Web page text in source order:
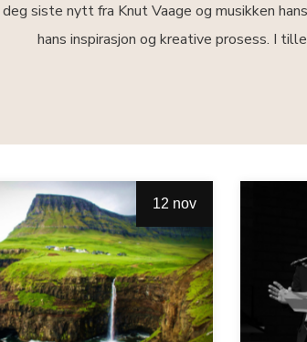
deg siste nytt fra Knut Vaage og musikken
hans inspirasjon og kreative prosess. I
12 nov